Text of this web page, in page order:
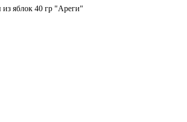
яблок 40 гр "Ареги"